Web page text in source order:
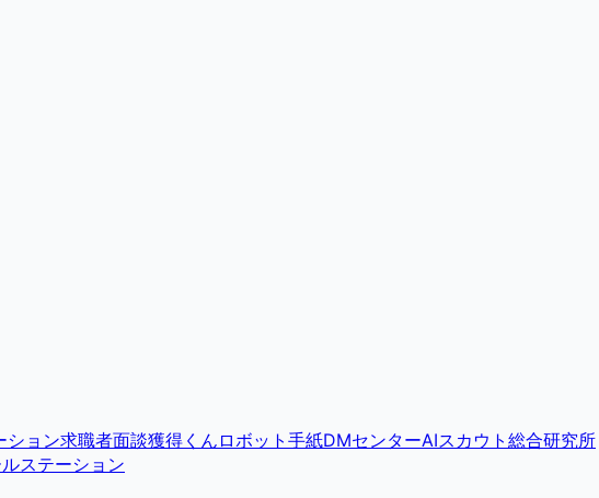
ション求職者面談獲得くん ロボット手紙DMセンターAIスカウト総合研究所
ステーション